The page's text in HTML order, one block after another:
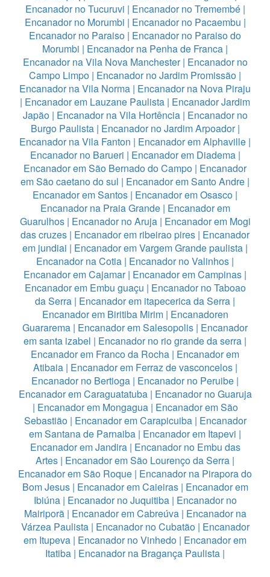
Encanador no Tucuruvi | Encanador no Tremembé|
Encanador no Morumbi | Encanador no Pacaembu |
Encanador no Paraiso | Encanador no Paraiso do
Morumbi | Encanador na Penha de Franca |
Encanador na Vila Nova Manchester| Encanador no
Campo Limpo | Encanador no Jardim Promissão |
Encanador na Vila Norma | Encanador na Nova Piraju
| Encanador em Lauzane Paulista | Encanador Jardim
Japão| Encanador na Vila Hortência| Encanador no
Burgo Paulista| Encanador no Jardim Arpoador|
Encanador na Vila Fanton | Encanador em Alphaville |
Encanador no Barueri | Encanador em Diadema|
Encanador em São Bernado do Campo | Encanador
em São caetano do sul | Encanador em Santo Andre |
Encanador em Santos | Encanador em Osasco |
Encanador na Praia Grande| Encanador em
Guarulhos| Encanador no Aruja| Encanador em Mogi
das cruzes | Encanador em ribeirao pires | Encanador
em jundiai | Encanador em Vargem Grande paulista |
Encanador na Cotia | Encanador no Valinhos |
Encanador em Cajamar| Encanador em Campinas |
Encanador em Embu guaçu | Encanador no Taboao
da Serra | Encanador em itapecerica da Serra |
Encanador em Biritiba Mirim| Encanadoren
Guararema | Encanador em Salesopolis | Encanador
em santa izabel | Encanador no rio grande da serra |
Encanador em Franco da Rocha | Encanador em
Atibaia| Encanador em Ferraz de vasconcelos|
Encanador no Bertioga | Encanador no Peruibe |
Encanador em Caraguatatuba| Encanador no Guaruja
| Encanador em Mongagua| Encanador em São
Sebastião| Encanador em Carapicuiba| Encanador
em Santana de Parnaiba | Encanador em Itapevi |
Encanador em Jandira| Encanador no Embu das
Artes | Encanador em São Lourenço da Serra |
Encanador em São Roque | Encanador na Pirapora do
Bom Jesus| Encanador em Caieiras| Encanador em
Ibiúna| Encanador no Juquitiba| Encanador no
Mairiporã| Encanador em Cabreúva| Encanador na
Várzea Paulista| Encanador no Cubatão| Encanador
em Itupeva | Encanador no Vinhedo | Encanador em
Itatiba | Encanador na Bragança Paulista |